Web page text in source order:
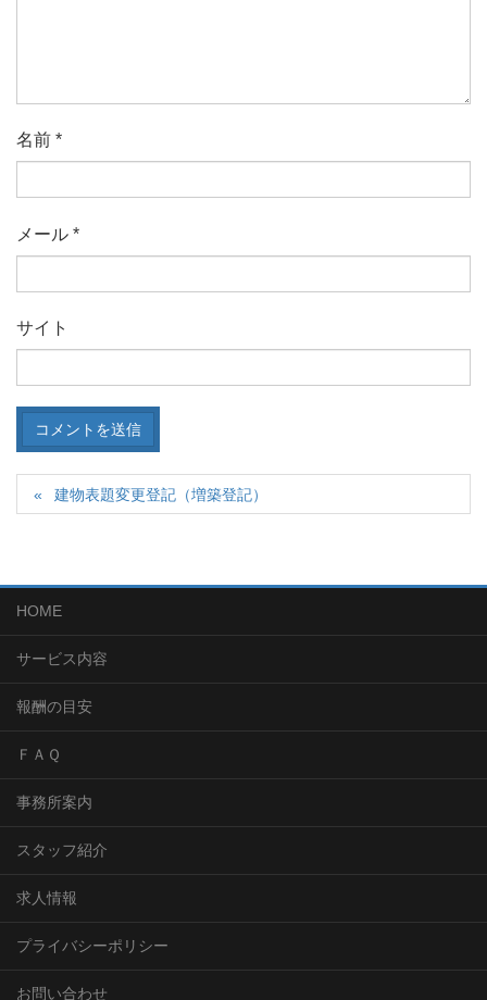
名前 *
メール *
サイト
建物表題変更登記（増築登記）
HOME
サービス内容
報酬の目安
ＦＡＱ
事務所案内
スタッフ紹介
求人情報
プライバシーポリシー
お問い合わせ